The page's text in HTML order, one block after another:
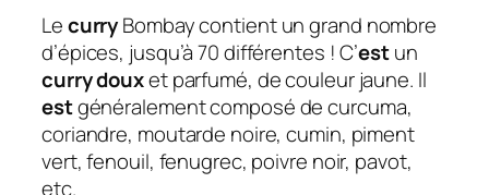
LecurryBombay contient un grand nombre
d’épices, jusqu’à 70 différentes ! C’estun
curry douxet parfumé, de couleur jaune. Il
estgénéralement composé de curcuma,
coriandre, moutarde noire, cumin, piment
vert, fenouil, fenugrec, poivre noir, pavot,
etc.